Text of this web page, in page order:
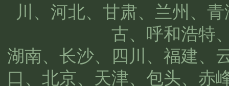
川、河北、甘肃、兰州、
古、呼和浩特
湖南、长沙、四川、福建、
口、北京、天津、包头、赤